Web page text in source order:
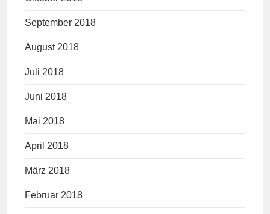
September 2018
August 2018
Juli 2018
Juni 2018
Mai 2018
April 2018
März 2018
Februar 2018